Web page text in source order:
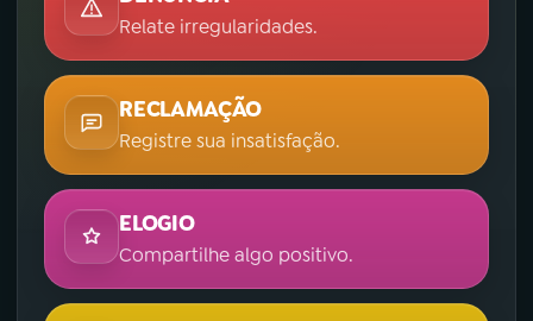
Relate irregularidades.
RECLAMAÇÃO
Registre sua insatisfação.
ELOGIO
Compartilhe algo positivo.